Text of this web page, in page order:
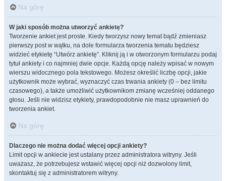
Na górę
W jaki sposób można utworzyć ankietę?
Tworzenie ankiet jest proste. Kiedy tworzysz nowy temat bądź zmieniasz
pierwszy post w wątku, na dole formularza tworzenia tematu będziesz
widzieć etykietę “Utwórz ankietę”. Kliknij ją i w otworzonym formularzu podaj
tytuł ankiety i co najmniej dwie opcje. Każdą opcję należy wpisać w nowym
wierszu widocznego pola tekstowego. Możesz określić liczbę opcji, jakie
użytkownik może wybrać, wyznaczyć czas trwania ankiety (0 – bez limitu
czasowego), a także umożliwić użytkownikom zmianę wcześniej oddanego
głosu. Jeśli nie widzisz etykiety, prawdopodobnie nie masz uprawnień do
tworzenia ankiet.
Na górę
Dlaczego nie można dodać więcej opcji ankiety?
Limit opcji w ankiecie jest ustalany przez administratora witryny. Jeśli
uważasz, że potrzebujesz wstawić więcej opcji niż dozwolony limit,
skontaktuj się z administratorem witryny.